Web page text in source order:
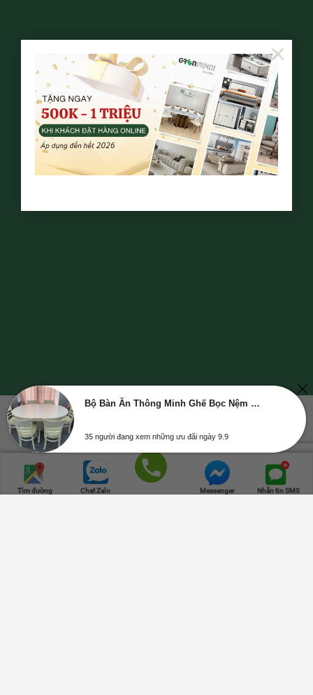
×
Tìm đường Chat Zalo Messenger Nhắn tin SMS
© Bản quyền thuộc về NỘI THẤT GREENFURNI | Mã số doanh nghiệp số
0315347534, cung cấp ngày 23-10-2018, nơi cấp: Sở Kế Hoạch và Đầu Tư
TPHCM.
Trang chủ Danh mục Cửa hàng Giỏ hàng Lên đầu
Bộ Bàn Ăn Thông Minh Ghế Bọc Nệm GR OVAN03
35 người đang xem những ưu đãi ngày 9.9